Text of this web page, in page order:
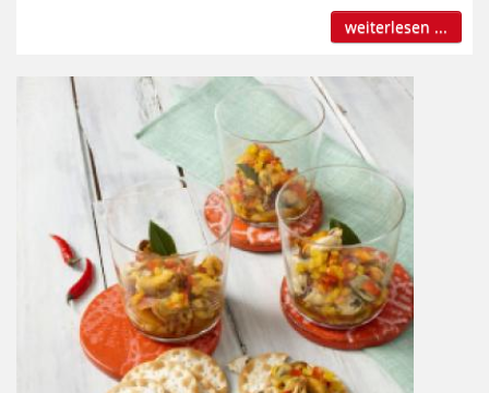
weiterlesen ...